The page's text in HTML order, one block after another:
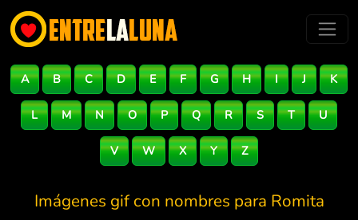
A B C D E F G H I J K
L M N O P Q R S T U
V W X Y Z
Imágenes gif con nombres para Romita